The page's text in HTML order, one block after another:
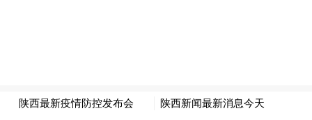
照国家有关规定有序推进。